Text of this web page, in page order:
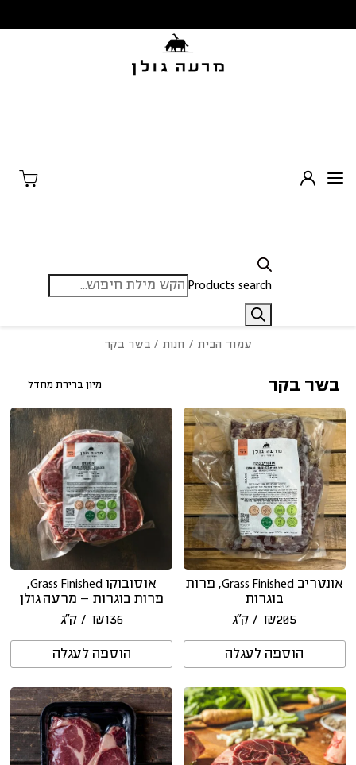
Products search
עמוד הבית / חנות / בשר בקר
בשר בקר
אונטריב Grass Finished, פרות
בוגרות
₪205 / ק״ג
הוספה לעגלה
אוסובוקו Grass Finished,
פרות בוגרות – מרעה גולן
₪136 / ק״ג
הוספה לעגלה